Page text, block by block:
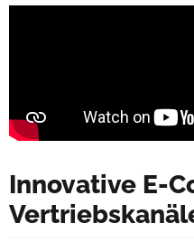
Innovative E-